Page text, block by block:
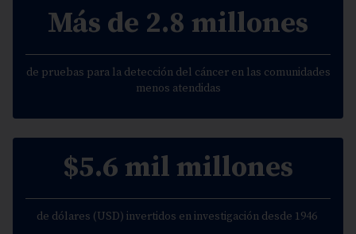
Más de 2.8 millones
de pruebas para la detección del cáncer en las comunidades
menos atendidas
$5.6 mil millones
de dólares (USD) invertidos en investigación desde 1946